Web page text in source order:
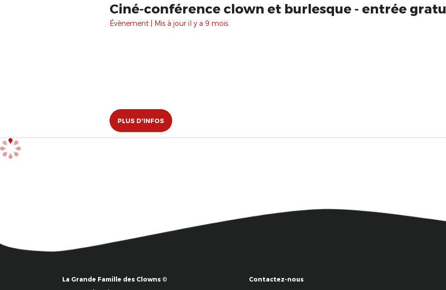
Ciné-conférence clown et burlesque - entrée
Évènement | Mis à jour il y a 9 mois.
PLUS D'INFOS
La Grande Famille des Clowns ©
Contactez-nous